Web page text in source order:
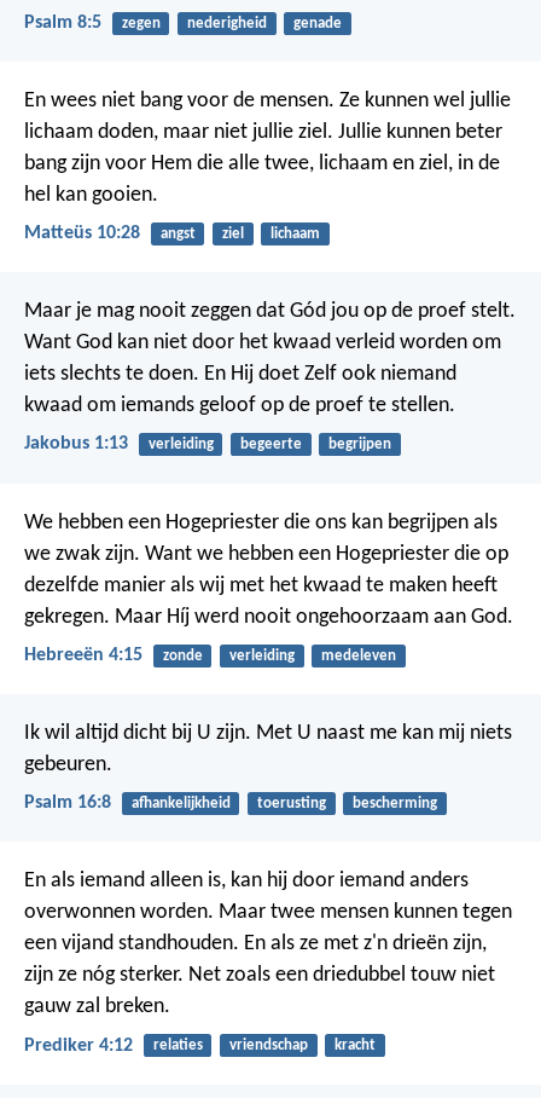
Psalm 8:5 zegen nederigheid genade
En wees niet bang voor de mensen. Ze kunnen wel jullie
lichaam doden, maar niet jullie ziel. Jullie kunnen beter
bang zijn voor Hem die alle twee, lichaam en ziel, in de
hel kan gooien.
Matteüs 10:28 angst ziel lichaam
Maar je mag nooit zeggen dat Gód jou op de proef stelt.
Want God kan niet door het kwaad verleid worden om
iets slechts te doen. En Hij doet Zelf ook niemand
kwaad om iemands geloof op de proef te stellen.
Jakobus 1:13 verleiding begeerte begrijpen
We hebben een Hogepriester die ons kan begrijpen als
we zwak zijn. Want we hebben een Hogepriester die op
dezelfde manier als wij met het kwaad te maken heeft
gekregen. Maar Híj werd nooit ongehoorzaam aan God.
Hebreeën 4:15 zonde verleiding medeleven
Ik wil altijd dicht bij U zijn. Met U naast me kan mij niets
gebeuren.
Psalm 16:8 afhankelijkheid toerusting bescherming
En als iemand alleen is, kan hij door iemand anders
overwonnen worden. Maar twee mensen kunnen tegen
een vijand standhouden. En als ze met z'n drieën zijn,
zijn ze nóg sterker. Net zoals een driedubbel touw niet
gauw zal breken.
Prediker 4:12 relaties vriendschap kracht